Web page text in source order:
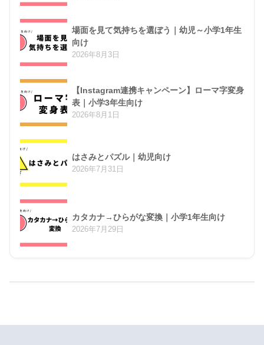
場面を見て気持ちを選ぼう｜幼児～小学1年生
向け
2026年8月3日
【Instagram連携キャンペーン】ローマ字変身
表｜小学3年生向け
2026年8月1日
はさみとパズル｜幼児向け
2026年7月31日
カタカナ→ひらがな変換｜小学1年生向け
2026年7月29日